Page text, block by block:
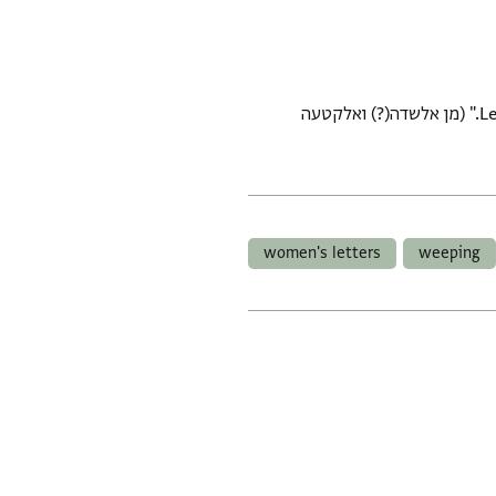
Letter fragment in Judaeo-Arabic. In the voice of a woman. "I am crying and our tears [do not dry]." (מן אלשדה(?) ואלקטעה
weeping
women's letters